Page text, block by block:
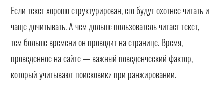
Если текст хорошо структурирован, его будут охотнее читать и
чаще дочитывать. А чем дольше пользователь читает текст,
тем больше времени он проводит на странице. Время,
проведенное на сайте — важный поведенческий фактор,
который учитывают поисковики при ранжировании.